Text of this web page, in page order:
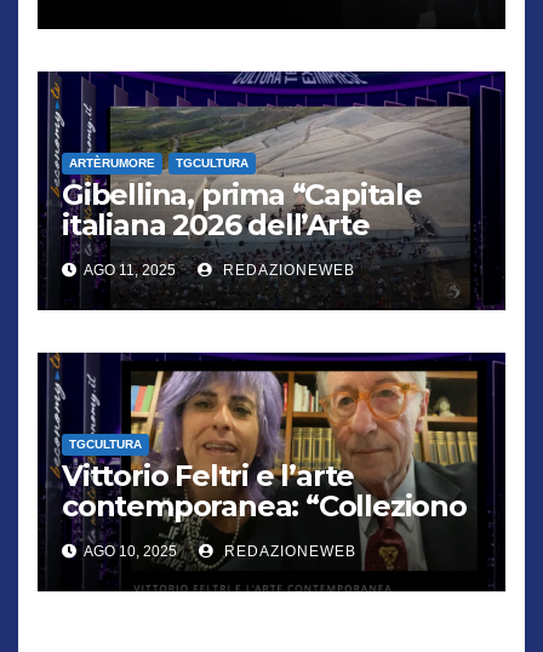
ARTÈRUMORE TGCULTURA
Gibellina, prima “Capitale
italiana 2026 dell’Arte
contemporanea”
AGO 11, 2025 REDAZIONEWEB
TGCULTURA
Vittorio Feltri e l’arte
contemporanea: “Colleziono
De Chirico. Cattelan? Un
genio”
AGO 10, 2025 REDAZIONEWEB